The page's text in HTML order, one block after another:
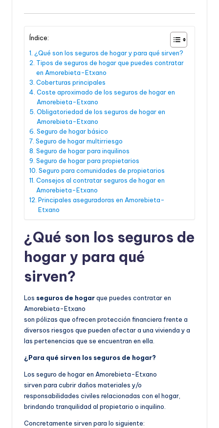
Índice:
¿Qué son los seguros de hogar y para qué sirven?
Tipos de seguros de hogar que puedes contratar
en Amorebieta-Etxano
Coberturas principales
Coste aproximado de los seguros de hogar en
Amorebieta-Etxano
Obligatoriedad de los seguros de hogar en
Amorebieta-Etxano
Seguro de hogar básico
Seguro de hogar multirriesgo
Seguro de hogar para inquilinos
Seguro de hogar para propietarios
Seguro para comunidades de propietarios
Consejos al contratar seguros de hogar en
Amorebieta-Etxano
Principales aseguradoras en Amorebieta-
Etxano
¿Qué son los seguros de
hogar y para qué
sirven?
Los seguros de hogarque puedes contratar en
Amorebieta-Etxano
son pólizas que ofrecen protección financiera frente a
diversos riesgos que pueden afectar a una vivienda y a
las pertenencias que se encuentran en ella.
¿Para qué sirven los seguros de hogar?
Los seguro de hogar en Amorebieta-Etxano
sirven para cubrir daños materiales y/o
responsabilidades civiles relacionadas con el hogar,
brindando tranquilidad al propietario o inquilino.
Concretamente sirven para lo siguiente: